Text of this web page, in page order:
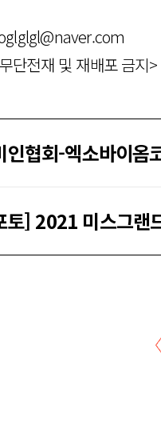
단전재 및 재배포 금지>
인협회-엑소바이
] 2021 미스그랜